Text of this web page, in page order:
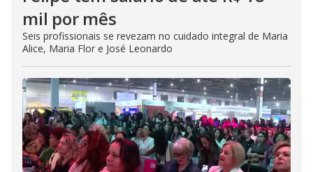
mil por mês
Seis profissionais se revezam no cuidado integral de Maria
Alice, Maria Flor e José Leonardo